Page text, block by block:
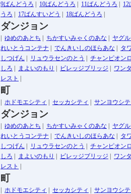
9ばんどうろ
10ばんどうろ 11ばんどうろ
うろ
17ばんすいどう 18ばんどうろ
ダンジョン
ゆめのあとち ちかすいみゃくのあな
ヤグ
れいとうコンテナ
でんきいしのほらあな
タ
しつげん
リュウラセンのとう
チャンピオン
しろ
まよいのもり ビレッジブリッジ
ワン
レスト
町
ホドモエシティ セッカシティ サンヨウシ
ダンジョン
ゆめのあとち ちかすいみゃくのあな
ヤグ
れいとうコンテナ
でんきいしのほらあな
タ
しつげん
リュウラセンのとう
チャンピオン
しろ
まよいのもり ビレッジブリッジ
ワン
レスト
町
ホドモエシティ セッカシティ サンヨウシ